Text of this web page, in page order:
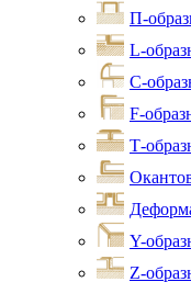
П-
L-
С-
F-
Т-
Y-
Z-